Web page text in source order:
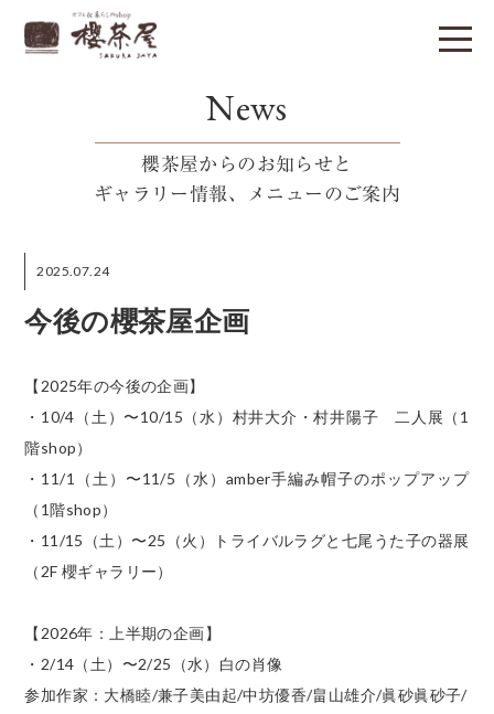
News
櫻茶屋からのお知らせと
ギャラリー情報、メニューのご案内
2025.07.24
今後の櫻茶屋企画
【2025年の今後の企画】
・10/4（土）〜10/15（水）村井大介・村井陽子 二人展（1
階shop）
・11/1（土）〜11/5（水）amber手編み帽子のポップアップ
（1階shop）
・11/15（土）〜25（火）トライバルラグと七尾うた子の器展
（2F 櫻ギャラリー）
【2026年：上半期の企画】
・2/14（土）〜2/25（水）白の肖像
参加作家：大橋睦/兼子美由起/中坊優香/畠山雄介/眞砂眞砂子/